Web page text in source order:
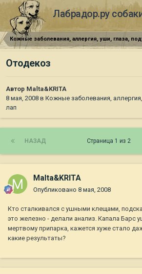
Лабрадор.ру
Отодекоз
Автор Malta&KRITA
8 мая, 2008 в Кожные заболевания,
лап
НАЗАД Страница 1 из 2
Malta&KRITA
Опубликовано 8 мая, 2008
Кто сталкивался с ушными клещами,
это железно - делали анализ. Капала Барс
мертвому припарка, кажется хуже стало
какие результаты?